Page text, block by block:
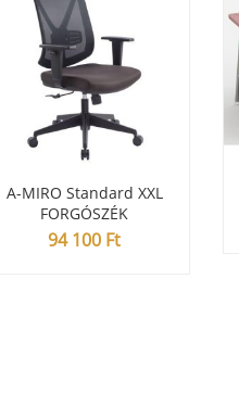
A-MIRO Standard XXL
FORGÓSZÉK
94 100 Ft